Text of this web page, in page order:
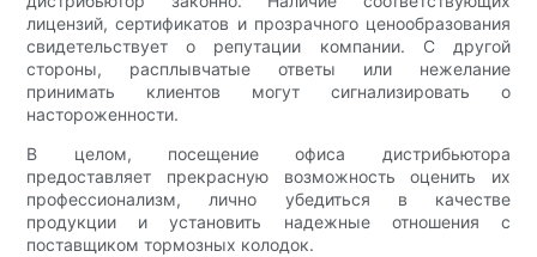
лицензий, сертификатов и прозрачного ценообразования
свидетельствует о репутации компании. С другой
стороны, расплывчатые ответы или нежелание
принимать клиентов могут сигнализировать о
настороженности.
В целом, посещение офиса дистрибьютора
предоставляет прекрасную возможность оценить их
профессионализм, лично убедиться в качестве
продукции и установить надежные отношения с
поставщиком тормозных колодок.